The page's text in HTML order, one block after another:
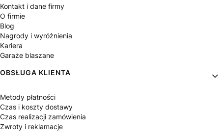
Kontakt i dane firmy
O firmie
Blog
Nagrody i wyróżnienia
Kariera
Garaże blaszane
OBSŁUGA KLIENTA
Metody płatności
Czas i koszty dostawy
Czas realizacji zamówienia
Zwroty i reklamacje